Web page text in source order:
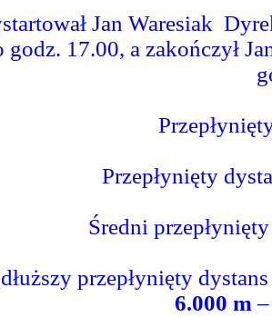
Jan Waresiak
godz. 17.00, a zakończył
Przepłynięty
Średni
przepłynięty
6.000 m–